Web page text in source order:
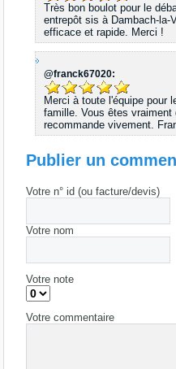
Très bon boulot pour le
entrepôt sis à Dambach-la-
efficace et rapide. Merci !
@franck67020:
Merci à toute l'équipe pour
famille. Vous êtes
recommande vivement.
Publier un
Votre n° id (ou facture/devis)
Votre nom
Votre note
Votre commentaire